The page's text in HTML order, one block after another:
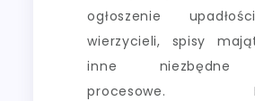
ogłoszenie
wierzycieli, spisy
inne niezbędne
procesowe.